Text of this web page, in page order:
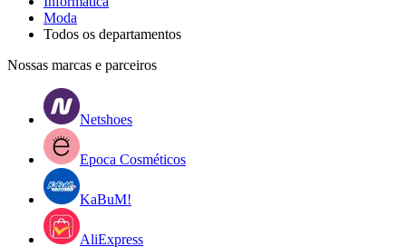
Moda
Todos os departamentos
Nossas marcas e parceiros
Netshoes
Epoca Cosméticos
KaBuM!
AliExpress